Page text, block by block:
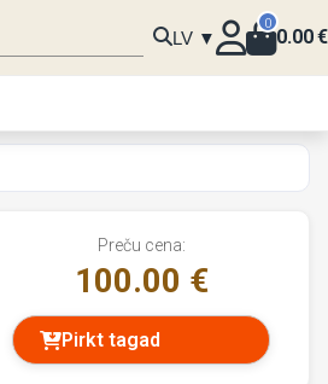
LV ▼
0
0.00€
Preču cena:
100.00 €
Pirkt tagad